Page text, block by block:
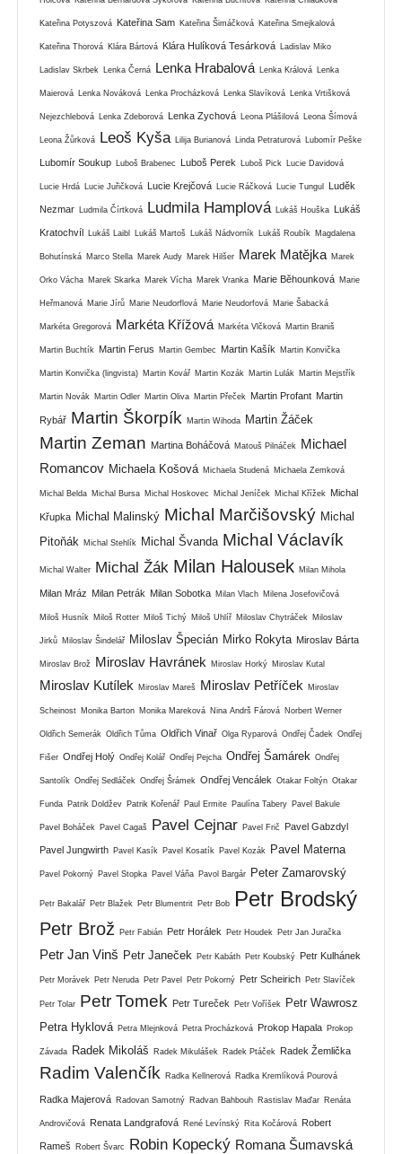
Kateřina Potyszová Kateřina Sam Kateřina Šimáčková Kateřina Smejkalová
Kateřina Thorová Klára Bártová Klára Hulíková Tesárková Ladislav Miko
Ladislav Skrbek Lenka Černá Lenka Hrabalová Lenka Králová Lenka
Maierová Lenka Nováková Lenka Procházková Lenka Slavíková Lenka Vrtišková
Nejezchlebová Lenka Zdeborová Lenka Zychová Leona Plášilová Leona Šímová
Leona Žůrková Leoš Kyša Lilija Burianová Linda Petraturová Lubomír Peške
Lubomír Soukup Luboš Brabenec Luboš Perek Luboš Pick Lucie Davidová
Lucie Hrdá Lucie Juřičková Lucie Krejčová Lucie Ráčková Lucie Tungul Luděk
Nezmar Ludmila Čírtková Ludmila Hamplová Lukáš Houška Lukáš
Kratochvíl Lukáš Laibl Lukáš Martoš Lukáš Nádvorník Lukáš Roubík Magdalena
Bohutínská Marco Stella Marek Audy Marek Hilšer Marek Matějka Marek
Orko Vácha Marek Skarka Marek Vícha Marek Vranka Marie Běhounková Marie
Heřmanová Marie Jírů Marie Neudorflová Marie Neudorfová Marie Šabacká
Markéta Gregorová Markéta Křížová Markéta Vlčková Martin Braniš
Martin Buchtík Martin Ferus Martin Gembec Martin Kašík Martin Konvička
Martin Konvička (lingvista) Martin Kovář Martin Kozák Martin Lulák Martin Mejstřík
Martin Novák Martin Odler Martin Oliva Martin Přeček Martin Profant Martin
Rybář Martin Škorpík Martin Wihoda Martin Žáček
Martin Zeman Martina Boháčová Matouš Pilnáček
Michael
Romancov Michaela Košová Michaela Studená Michaela Zemková
Michal Belda Michal Bursa Michal Hoskovec Michal Jeníček Michal Křížek Michal
Křupka Michal Malinský Michal Marčišovský Michal
Pitoňák
Michal Stehlík Michal Švanda Michal Václavík
Michal Walter Michal Žák Milan Halousek Milan Mihola
Milan Mráz Milan Petrák Milan Sobotka Milan Vlach Milena Josefovičová
Miloš Husník Miloš Rotter Miloš Tichý Miloš Uhlíř Miloslav Chytráček Miloslav
Jirků Miloslav Šindelář Miloslav Špecián Mirko Rokyta Miroslav Bárta
Miroslav Brož Miroslav Havránek Miroslav Horký Miroslav Kutal
Miroslav Kutílek Miroslav Mareš Miroslav Petříček Miroslav
Scheinost Monika Barton Monika Mareková Nina Andrš Fárová Norbert Werner
Oldřich Semerák Oldřich Tůma Oldřich Vinař Olga Ryparová Ondřej Čadek Ondřej
Fišer Ondřej Holý Ondřej Kolář Ondřej Pejcha Ondřej Šamárek Ondřej
Santolík Ondřej Sedláček Ondřej Šrámek Ondřej Vencálek Otakar Foltýn Otakar
Funda Patrik Doldžev Patrik Kořenář Paul Ermite Paulína Tabery Pavel Bakule
Pavel Boháček Pavel Cagaš Pavel Cejnar Pavel Frič Pavel Gabzdyl
Pavel Jungwirth Pavel Kasík Pavel Kosatík Pavel Kozák Pavel Materna
Pavel Pokorný Pavel Stopka Pavel Váňa Pavol Bargár Peter Zamarovský
Petr Bakalář Petr Blažek Petr Blumentrit Petr Bob Petr Brodský
Petr Brož Petr Fabián Petr Horálek Petr Houdek Petr Jan Juračka
Petr Jan Vinš Petr Janeček Petr Kabáth Petr Koubský Petr Kulhánek
Petr Morávek Petr Neruda Petr Pavel Petr Pokorný Petr Scheirich Petr Slavíček
Petr Tolar Petr Tomek Petr Tureček Petr Voříšek
Petr Wawrosz
Petra Hyklová Petra Mlejnková Petra Procházková Prokop Hapala Prokop
Závada Radek Mikoláš Radek Mikulášek Radek Ptáček Radek Žemlička
Radim Valenčík Radka Kellnerová Radka Kremlíková Pourová
Radka Majerová Radovan Samotný Radvan Bahbouh Rastislav Maďar Renáta
Androvičová Renata Landgrafová René Levínský Rita Kočárová Robert
Rameš Robert Švarc Robin Kopecký Romana Šumavská